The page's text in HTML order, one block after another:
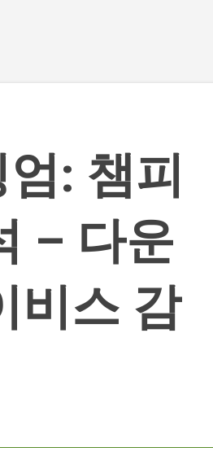
: 챔피
– 다운
비스 감